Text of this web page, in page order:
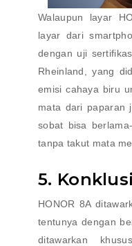
Walaupun layar
layar dari
dengan uji
Rheinland, yang
emisi cahaya biru
mata dari paparan
sobat bisa
tanpa takut mata
5. Konklusi
HONOR 8A
tentunya dengan
ditawarkan